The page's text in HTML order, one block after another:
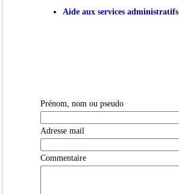
Aide aux services administratifs
Prénom, nom ou pseudo
Adresse mail
Commentaire